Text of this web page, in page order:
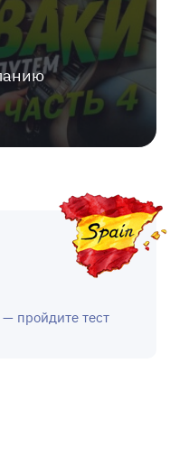
пройдите тест